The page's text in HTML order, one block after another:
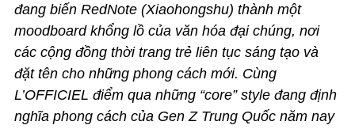
đang biến RedNote (Xiaohongshu) thành một
moodboard khổng lồ của văn hóa đại chúng, nơi
các cộng đồng thời trang trẻ liên tục sáng tạo và
đặt tên cho những phong cách mới. Cùng
L’OFFICIEL điểm qua những “core” style đang định
nghĩa phong cách của Gen Z Trung Quốc năm nay